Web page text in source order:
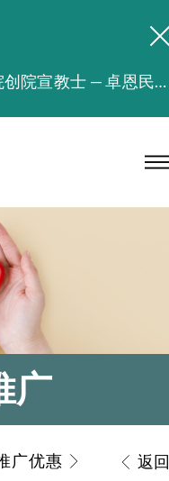
缅怀播道医院创院宣教士 — 卓恩民医生香港追思会
本院在暴雨或台风警告信号 (包括黑色暴雨及8号或以上热带气旋警告信号) 下，仍会维持有限度服务。如有查询，可致电2711 5222。
播道医院手机App已推出查阅病歷记录及求诊资料功能，请即下载
广
广优惠 返回